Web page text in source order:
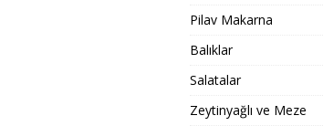
Pilav Makarna
Balıklar
Salatalar
Zeytinyağlı ve Meze